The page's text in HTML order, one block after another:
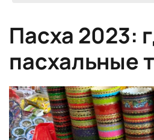
Пасха 2023:
пасхальные